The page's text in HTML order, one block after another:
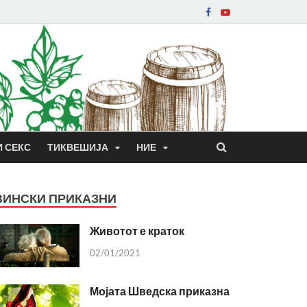
СЕКС ТИКВЕШИЈА НИЕ
ПРИКАЗНИ
Животот е краток
02/01/2021
Мојата Шведска приказна